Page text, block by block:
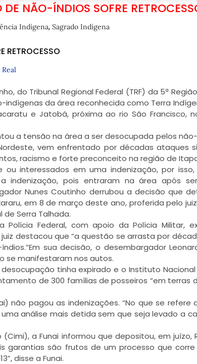
NÃO-ÍNDIOS SOFRE
Indígena, Sagrado Indígena
RETROCESSO
do Tribunal Regional Federal (TRF) da 5ª
da área reconhecida como Terra
e Jatobá, próxima ao rio São Francisco,
a tensão na área a ser desocupada pelos
vem enfrentado por décadas ataques
racismo e forte preconceito na região de
interessados em uma indenização, por
indenização, pois entraram na área após
Nunes Coutinho derrubou a decisão que
em 8 de março deste ano, proferida pelo
de Serra Talhada.
Polícia Federal, com apoio da Polícia Militar,
destacou que “a questão se arrasta por
sua decisão, o desembargador
se manifestaram nos autos.
tinha expirado e o Instituto
de 300 famílias de posseiros “em terras
não pagou as indenizações. “No que se refere
análise mais detida sem que seja levado a
a Funai informou que depositou, em juízo,
garantias são frutos de um processo que corre
disse a Funai.